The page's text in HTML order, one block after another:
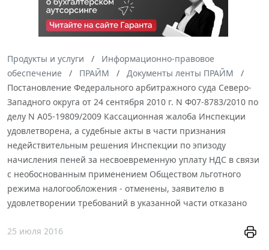
Продукты и услуги
Информационно-правовое
обеспечение
ПРАЙМ
Документы ленты ПРАЙМ
Постановление Федерального арбитражного суда Северо-
Западного округа от 24 сентября 2010 г. N Ф07-8783/2010 по
делу N А05-19809/2009 Кассационная жалоба Инспекции
удовлетворена, а судебные акты в части признания
недействительным решения Инспекции по эпизоду
начисления пеней за несвоевременную уплату НДС в связи
с необоснованным применением Обществом льготного
режима налогообложения - отменены, заявителю в
удовлетворении требований в указанной части отказано
25 июля 2016